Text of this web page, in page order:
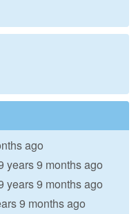
ago
years 9 months ago
years 9 months ago
9 months ago